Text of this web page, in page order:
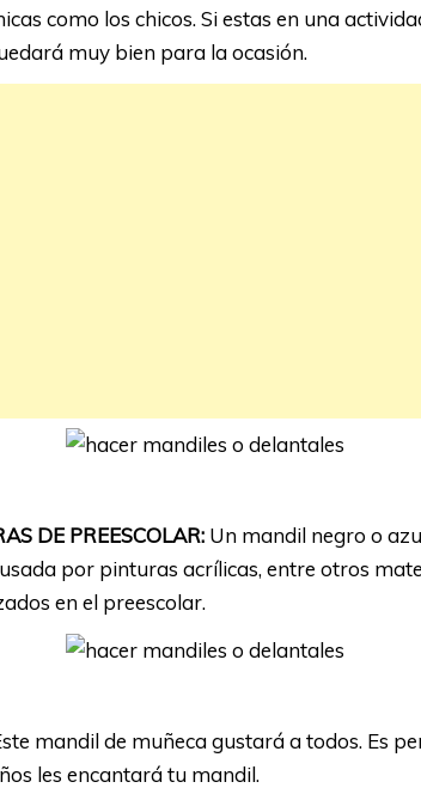
como los chicos. Si estas en una
muy bien para la ocasión.
DE PREESCOLAR: Un mandil negro o
por pinturas acrílicas, entre otros
en el preescolar.
mandil de muñeca gustará a todos. Es
les encantará tu mandil.